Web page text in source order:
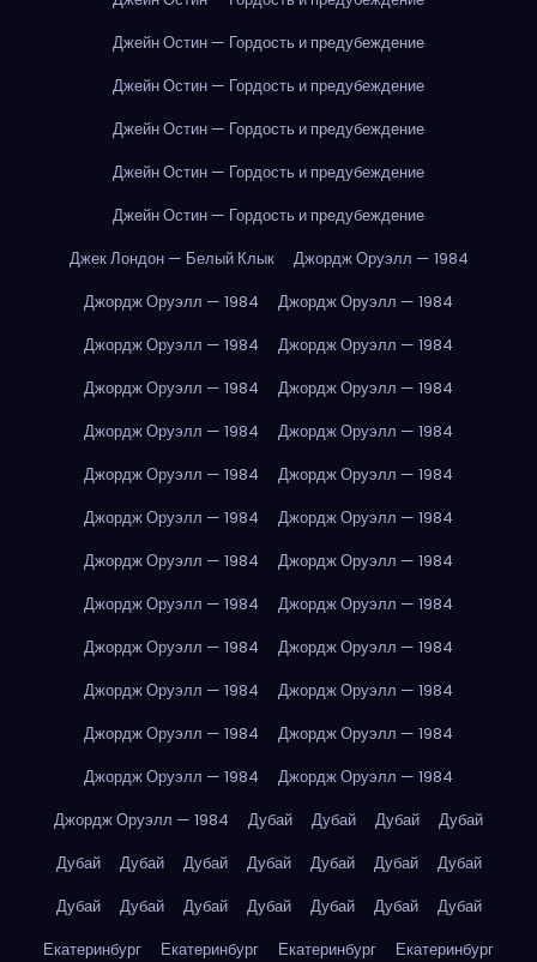
Джейн Остин — Гордость и предубеждение
Джейн Остин — Гордость и предубеждение
Джейн Остин — Гордость и предубеждение
Джейн Остин — Гордость и предубеждение
Джейн Остин — Гордость и предубеждение
Джек Лондон — Белый Клык
Джордж Оруэлл — 1984
Джордж Оруэлл — 1984
Джордж Оруэлл — 1984
Джордж Оруэлл — 1984
Джордж Оруэлл — 1984
Джордж Оруэлл — 1984
Джордж Оруэлл — 1984
Джордж Оруэлл — 1984
Джордж Оруэлл — 1984
Джордж Оруэлл — 1984
Джордж Оруэлл — 1984
Джордж Оруэлл — 1984
Джордж Оруэлл — 1984
Джордж Оруэлл — 1984
Джордж Оруэлл — 1984
Джордж Оруэлл — 1984
Джордж Оруэлл — 1984
Джордж Оруэлл — 1984
Джордж Оруэлл — 1984
Джордж Оруэлл — 1984
Джордж Оруэлл — 1984
Джордж Оруэлл — 1984
Джордж Оруэлл — 1984
Джордж Оруэлл — 1984
Джордж Оруэлл — 1984
Джордж Оруэлл — 1984
Дубай Дубай Дубай
Дубай
Дубай
Дубай Дубай Дубай Дубай Дубай
Дубай
Дубай
Дубай Дубай Дубай Дубай Дубай
Дубай
Екатеринбург
Екатеринбург Екатеринбург
Екатеринбург